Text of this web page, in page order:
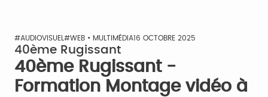
#AUDIOVISUEL #WEB • MULTIMÉDIA16 OCTOBRE 2025
40ème Rugissant
40ème Rugissant -
Formation Montage vidéo à